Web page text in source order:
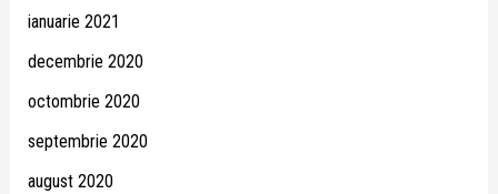
ianuarie 2021
decembrie 2020
octombrie 2020
septembrie 2020
august 2020